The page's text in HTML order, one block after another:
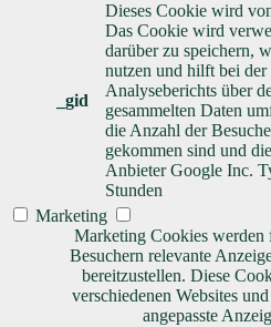
_gid
Dieses Cookie wird
Das Cookie wird
darüber zu speichern,
nutzen und hilft bei der
Analyseberichts über
gesammelten Daten
die Anzahl der
gekommen sind und
Anbieter Google Inc.
Stunden
Marketing
Marketing Cookies
Besuchern relevante
bereitzustellen. Diese
verschiedenen Websites
angepasste